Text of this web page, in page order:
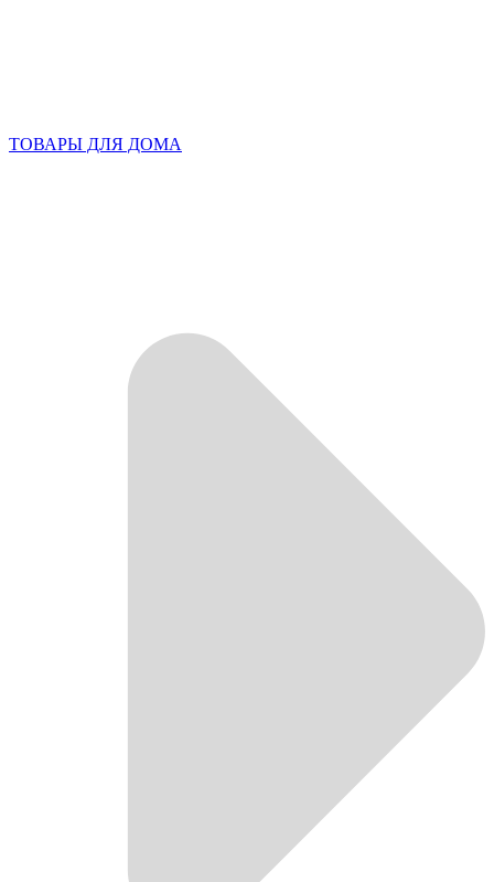
ТОВАРЫ ДЛЯ ДОМА